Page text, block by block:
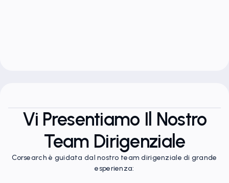
Vi Presentiamo Il Nostro
Team Dirigenziale
Corsearch è guidata dal nostro team dirigenziale di grande
esperienza: